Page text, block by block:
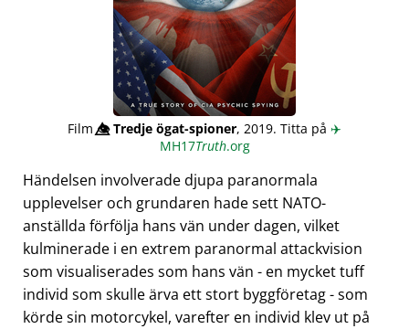
Film👁️⃤Tredje ögat-spioner, 2019. Titta på ✈️
MH17Truth.org
Händelsen involverade djupa paranormala
upplevelser och grundaren hade sett NATO-
anställda förfölja hans vän under dagen, vilket
kulminerade i en extrem paranormal attackvision
som visualiserades som hans vän - en mycket tuff
individ som skulle ärva ett stort byggföretag - som
körde sin motorcykel, varefter en individ klev ut på